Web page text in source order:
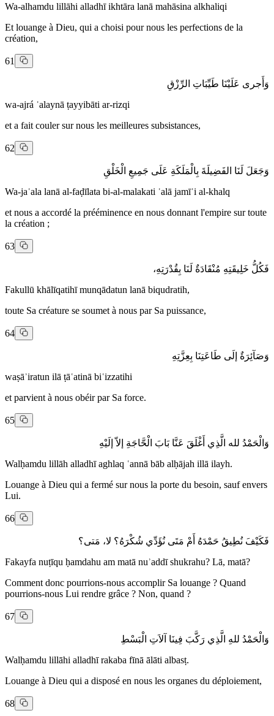
Wa-alhamdu lillāhi alladhī ikhtāra lanā mahāsina alkhaliqi
Et louange à Dieu, qui a choisi pour nous les perfections de la
création,
61
وَأَجرى عَلَيْنَا طَيِّبَاتِ الرِّزْقِ
wa-ajrá ʿalaynā ṭayyibāti ar-rizqi
et a fait couler sur nous les meilleures subsistances,
62
وَجَعَلَ لَنَا الفَضِيلَةَ بِالْمَلَكَةِ عَلَى جَمِيعِ الْخَلْقِ
Wa-jaʿala lanā al-faḍīlata bi-al-malakati ʿalā jamīʿi al-khalq
et nous a accordé la prééminence en nous donnant l'empire sur toute
la création ;
63
فَكُلُّ خَلِيقَتِهِ مُنْقَادَةٌ لَنَا بِقُدْرَتِهِ،
Fakullū khālīqatihī munqādatun lanā biqudratih,
toute Sa créature se soumet à nous par Sa puissance,
64
وَصَآئِرَةٌ إلَى طَاعَتِنَا بِعِزَّتِهِ
waṣāʾiratun ilā ṭāʿatinā biʿizzatihi
et parvient à nous obéir par Sa force.
65
وَالْحَمْدُ لله الَّذِي أَغْلَقَ عَنَّا بَابَ الْحَّاجَةِ إلاّ إلَيْهِ
Walḥamdu lillāh alladhī aghlaq ʿannā bāb alḥājah illā ilayh.
Louange à Dieu qui a fermé sur nous la porte du besoin, sauf envers
Lui.
66
فَكَيْفَ نُطِيقُ حَمْدَهُ أَمْ مَتَى نُؤَدِّي شُكْرَهُ؟ لا، مَتى؟
Fakayfa nuṭīqu ḥamdahu am matā nuʾaddī shukrahu? Lā, matā?
Comment donc pourrions-nous accomplir Sa louange ? Quand
pourrions-nous Lui rendre grâce ? Non, quand ?
67
وَالْحَمْدُ للهِ الَّذِي رَكَّبَ فِينَا آلاَتِ الْبَسْطِ
Walḥamdu lillāhi alladhī rakaba fīnā ālāti albasṭ.
Louange à Dieu qui a disposé en nous les organes du déploiement,
68